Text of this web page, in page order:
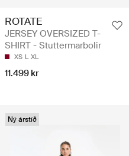
ROTATE
JERSEY OVERSIZED T-
SHIRT - Stuttermarbolir
XS L XL
11.499 kr
Ný árstíð